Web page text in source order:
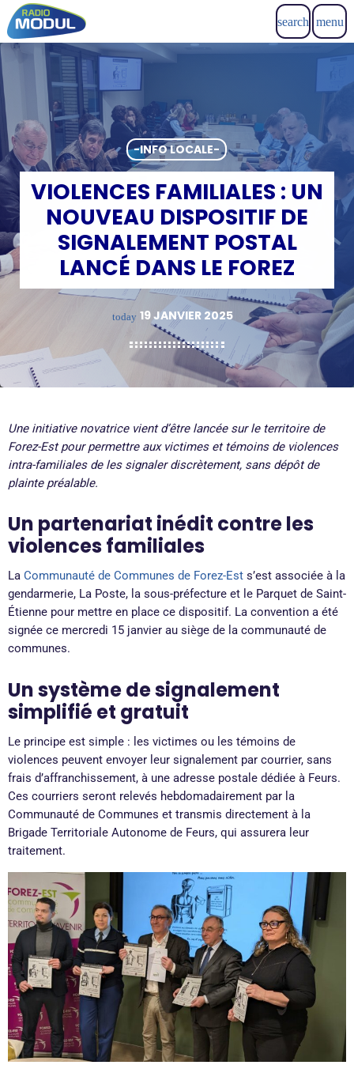
search menu
-INFO LOCALE-
VIOLENCES FAMILIALES : UN
NOUVEAU DISPOSITIF DE
SIGNALEMENT POSTAL
LANCÉ DANS LE FOREZ
today 19 JANVIER 2025
Une initiative novatrice vient d’être lancée sur le territoire de
Forez-Est pour permettre aux victimes et témoins de violences
intra-familiales de les signaler discrètement, sans dépôt de
plainte préalable.
Un partenariat inédit contre les
violences familiales
La Communauté de Communes de Forez-Est s’est associée à la
gendarmerie, La Poste, la sous-préfecture et le Parquet de Saint-
Étienne pour mettre en place ce dispositif. La convention a été
signée ce mercredi 15 janvier au siège de la communauté de
communes.
Un système de signalement
simplifié et gratuit
Le principe est simple : les victimes ou les témoins de
violences peuvent envoyer leur signalement par courrier, sans
frais d’affranchissement, à une adresse postale dédiée à Feurs.
Ces courriers seront relevés hebdomadairement par la
Communauté de Communes et transmis directement à la
Brigade Territoriale Autonome de Feurs, qui assurera leur
traitement.